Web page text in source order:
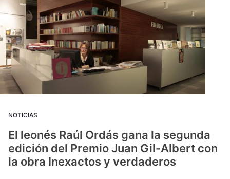
NOTICIAS
El leonés Raúl Ordás gana la segunda
edición del Premio Juan Gil-Albert con
la obra Inexactos y verdaderos